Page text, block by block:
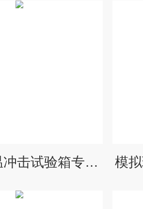
小型高低温冲击试验箱专业厂家 模